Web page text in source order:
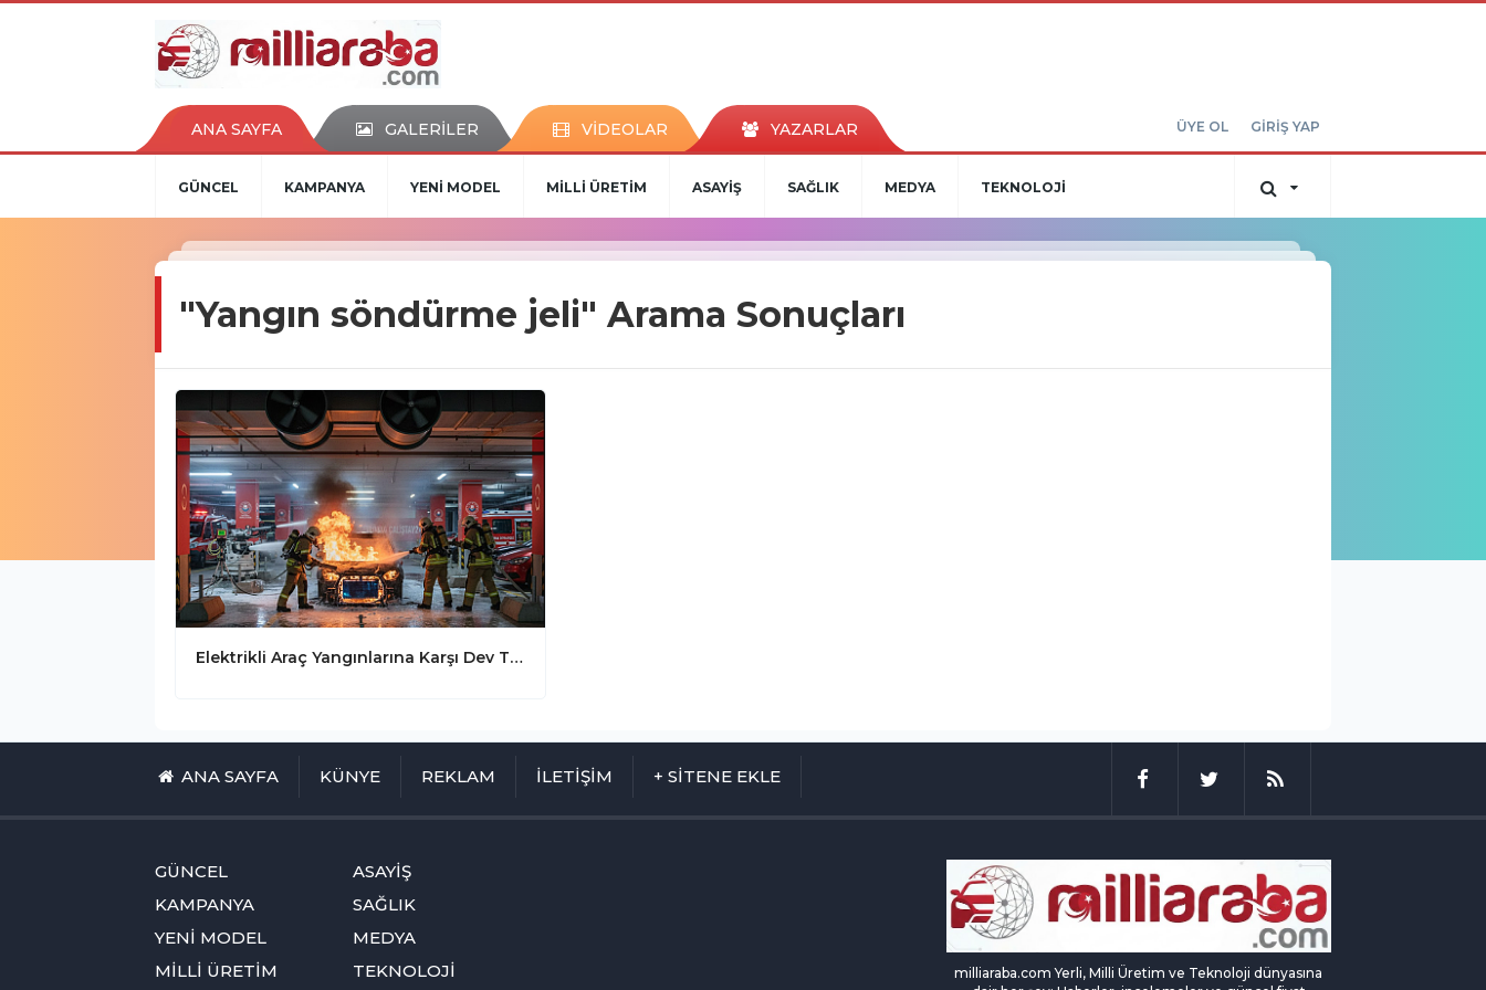
ANA SAYFA GALERİLER VİDEOLAR YAZARLAR ÜYE OL GİRİŞ YAP
GÜNCEL KAMPANYA YENİ MODEL MİLLİ ÜRETİM ASAYİŞ SAĞLIK MEDYA TEKNOLOJİ
"Yangın söndürme jeli" Arama Sonuçları
Elektrikli Araç Yangınlarına Karşı Dev Tatbikat: Batarya Yangını Nasıl Söndürülür?
ANA SAYFA KÜNYE REKLAM İLETİŞİM + SİTENE EKLE
GÜNCEL
KAMPANYA
YENİ MODEL
MİLLİ ÜRETİM
ASAYİŞ
SAĞLIK
MEDYA
TEKNOLOJİ
milliaraba.com Yerli, Milli Üretim ve Teknoloji dünyasına